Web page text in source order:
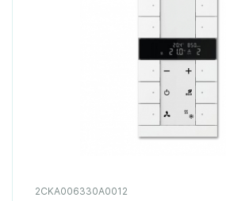
2CKA006330A0012